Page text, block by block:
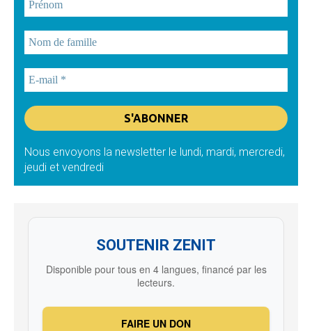
Nous envoyons la newsletter le lundi, mardi, mercredi,
jeudi et vendredi
SOUTENIR ZENIT
Disponible pour tous en 4 langues, financé par les
lecteurs.
FAIRE UN DON